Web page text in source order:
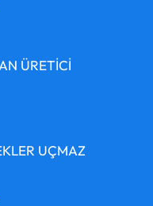
ÜRETİCİ
UÇMAZ